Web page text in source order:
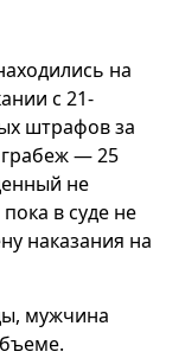
на
с 21-
штрафов за
грабеж — 25
не
в суде не
наказания на
мужчина